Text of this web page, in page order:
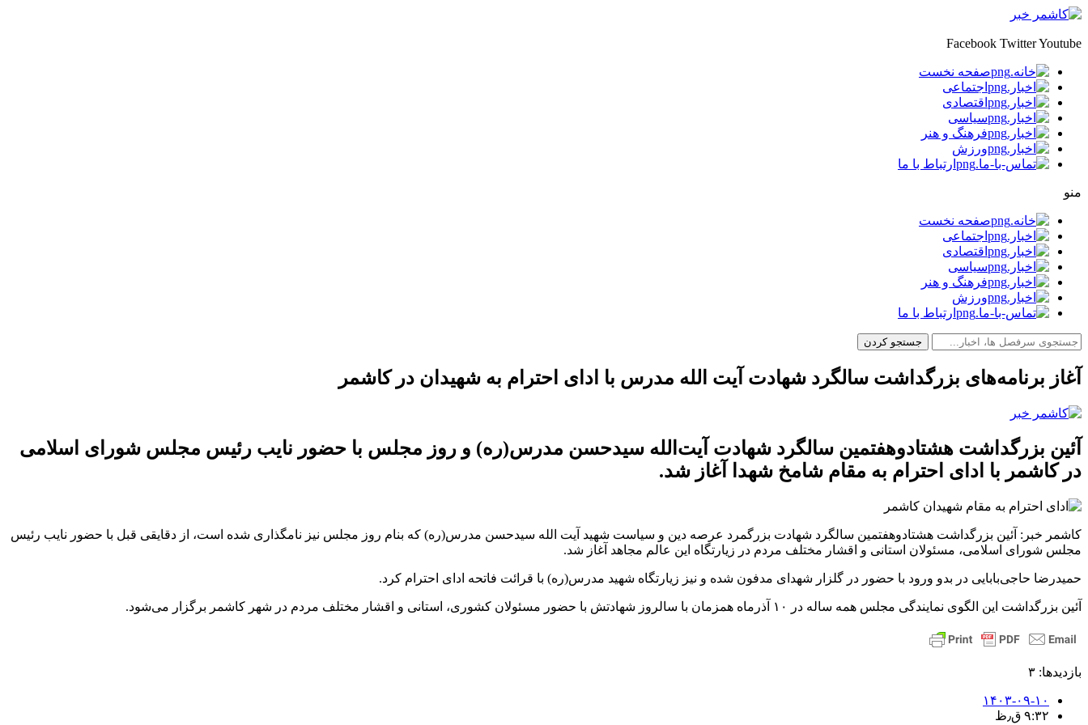
Facebook TwitterYoutube
صفحه نخست
اجتماعی
اقتصادی
سیاسی
فرهنگ و هنر
ورزش
ارتباط با ما
منو
صفحه نخست
اجتماعی
اقتصادی
سیاسی
فرهنگ و هنر
ورزش
ارتباط با ما
آغاز برنامه‌های بزرگداشت سالگرد شهادت آیت الله مدرس با ادای احترام به شهیدان در کاشمر
آئین بزرگداشت هشتادوهفتمین سالگرد شهادت آیت‌الله سیدحسن مدرس(ره) و روز مجلس با حضور نایب رئیس مجلس شورای اسلامی
در کاشمر با ادای احترام به مقام شامخ شهدا آغاز شد.
کاشمر خبر: آ ئین بزرگداشت هشتادوهفتمین سالگرد شهادت بزرگمرد عرصه دین و سیاست شهید آیت الله سیدحسن مدرس(ره) که بنام روز مجلس نیز نامگذاری شده است، از دقایقی قبل با حضور نایب رئیس
مجلس شورای اسلامی، مسئولان استانی و اقشار مختلف مردم در زیارتگاه این عالم مجاهد آغاز شد.
حمیدرضا حاجی‌بابایی در بدو ورود با حضور در گلزار شهدای مدفون شده و نیز زیارتگاه شهید مدرس(ره) با قرائت فاتحه ادای احترام کرد.
آئین بزرگداشت این الگوی نمایندگی مجلس همه ساله در ۱۰ آذرماه همزمان با سالروز شهادتش با حضور مسئولان کشوری، استانی و اقشار مختلف مردم در شهر کاشمر برگزار می‌شود.
بازدیدها: ۳
۱۴۰۳-۰۹-۱۰
۹:۳۲ ق٫ظ